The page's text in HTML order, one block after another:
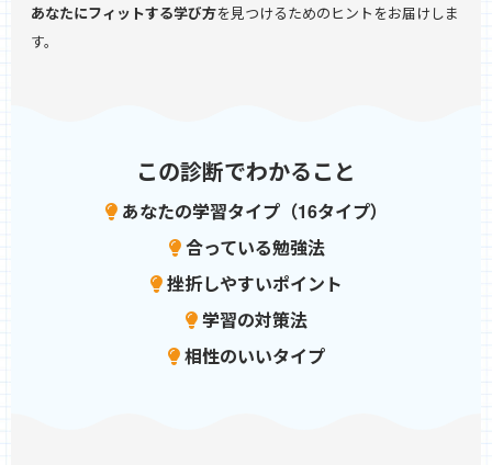
あなたにフィットする学び方を見つけるためのヒントをお届けしま
す。
この診断でわかること
あなたの学習タイプ（16タイプ）
合っている勉強法
挫折しやすいポイント
学習の対策法
相性のいいタイプ